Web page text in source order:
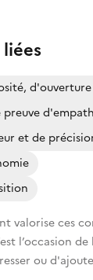
et de
valorise ces
l’occasion
ou